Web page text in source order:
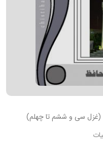
(غزل سی و ششم تا چهلم)